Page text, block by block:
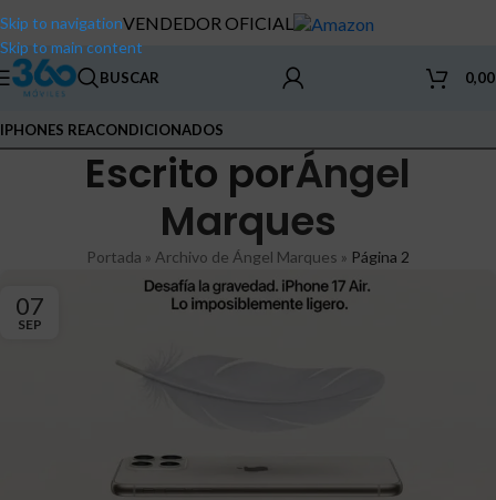
Skip to navigation
Skip to main content
VENDEDOR OFICIAL
BUSCAR
IPHONES REACONDICIONADOS
Escrito porÁngel
Marques
Portada » Archivo de Ángel Marques » Página 2
07
SEP